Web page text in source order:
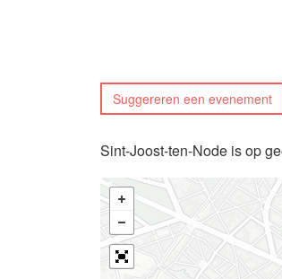
Suggereren een evenement
Sint-Joost-ten-Node is op